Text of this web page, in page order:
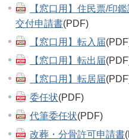
【窓口用】住民票/印
交付申請書(PDF)
【窓口用】転入届
【窓口用】転出届
【窓口用】転居届
委任状(PDF)
代筆委任状(PDF)
改葬・分骨許可申請書